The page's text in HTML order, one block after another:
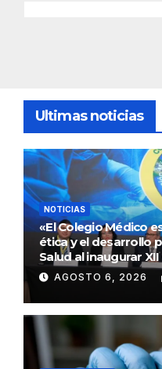
Ultimas noticias
NOTICIAS
«El Colegio Médico
ética y el desarrollo
Salud al inaugurar
AGOSTO 6, 2026